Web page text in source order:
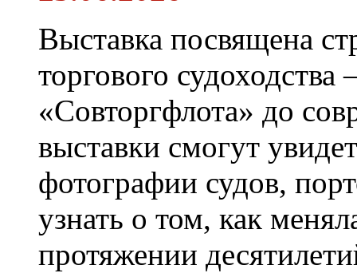
Выставка посвящена
торгового
«Совторгфлота» до
выставки смогут
фотографии судов,
узнать о том, как
протяжении